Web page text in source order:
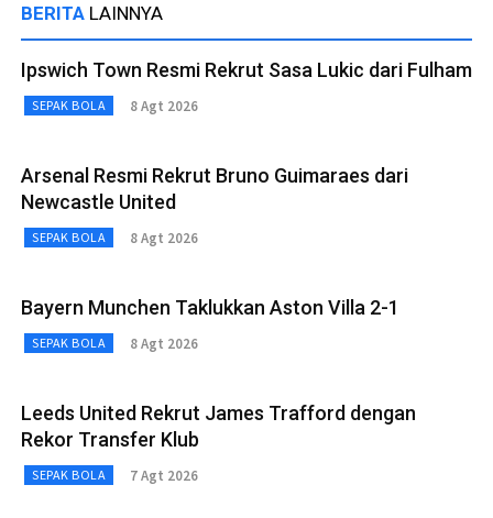
BERITA LAINNYA
Ipswich Town Resmi Rekrut Sasa Lukic dari Fulham
SEPAK BOLA 8 Agt 2026
Arsenal Resmi Rekrut Bruno Guimaraes dari
Newcastle United
SEPAK BOLA 8 Agt 2026
Bayern Munchen Taklukkan Aston Villa 2-1
SEPAK BOLA 8 Agt 2026
Leeds United Rekrut James Trafford dengan
Rekor Transfer Klub
SEPAK BOLA 7 Agt 2026